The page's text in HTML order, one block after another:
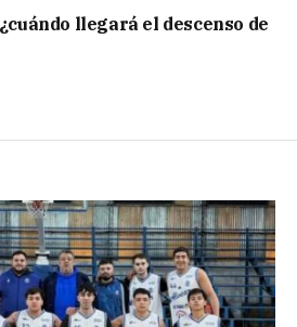
llegará el descenso de